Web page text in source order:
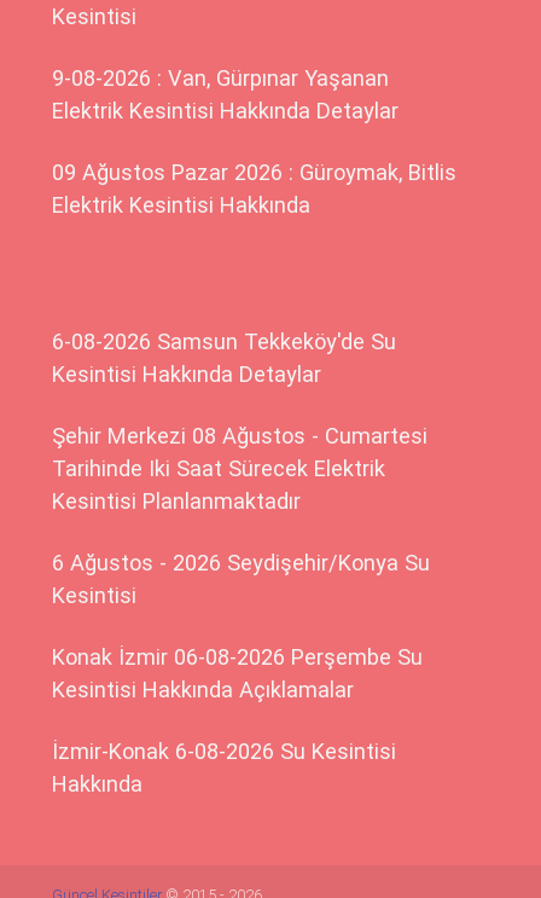
Kesintisi
9-08-2026 : Van, Gürpınar Yaşanan
Elektrik Kesintisi Hakkında Detaylar
09 Ağustos Pazar 2026 : Güroymak, Bitlis
Elektrik Kesintisi Hakkında
6-08-2026 Samsun Tekkeköy'de Su
Kesintisi Hakkında Detaylar
Şehir Merkezi 08 Ağustos - Cumartesi
Tarihinde Iki Saat Sürecek Elektrik
Kesintisi Planlanmaktadır
6 Ağustos - 2026 Seydişehir/Konya Su
Kesintisi
Konak İzmir 06-08-2026 Perşembe Su
Kesintisi Hakkında Açıklamalar
İzmir-Konak 6-08-2026 Su Kesintisi
Hakkında